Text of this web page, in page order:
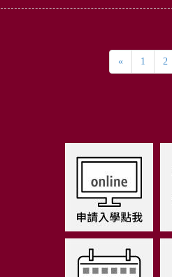
« 1 2